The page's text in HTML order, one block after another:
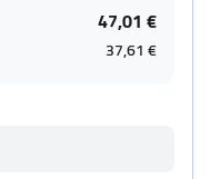
47,01 €
37,61 €